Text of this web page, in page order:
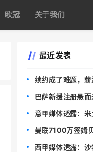
欧冠 关于我们
最近发表
续约成了难题，
巴萨新援注册悬
意甲媒体透露：
曼联7100万签姆
西甲媒体透露：